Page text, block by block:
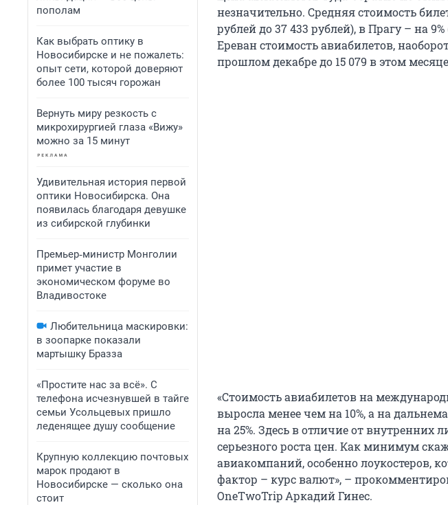
пополам
Как выбрать оптику в
Новосибирске и не пожалеть:
опыт сети, которой доверяют
более 100 тысяч горожан
Вернуть миру резкость с
микрохирургией глаза «Вижу»
можно за 15 минут
Удивительная история первой
оптики Новосибирска. Она
появилась благодаря девушке
из сибирской глубинки
Премьер‑министр Монголии
примет участие в
экономическом форуме во
Владивостоке
Любительница маскировки:
в зоопарке показали
мартышку Бразза
«Простите нас за всё». С
телефона исчезнувшей в тайге
семьи Усольцевых пришло
леденящее душу сообщение
Крупную коллекцию почтовых
марок продают в
Новосибирске — сколько она
стоит
незначительно. Средняя стоимость
рублей до 37 433 рублей), в Прагу – на
Ереван стоимость авиабилетов,
прошлом декабре до 15 079 в этом
«Cтоимость авиабилетов на
выросла менее чем на 10%, а на
на 25%. Здесь в отличие от внутренних
серьезного роста цен. Как минимум
авиакомпаний, особенно лоукостеров,
фактор – курс валют», –
OneTwoTrip Аркадий Гинес.